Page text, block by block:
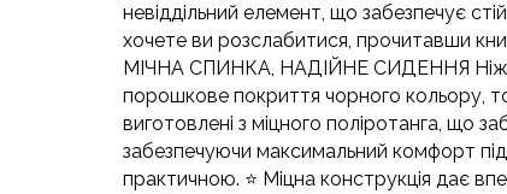
невіддільний елемент, що забезпечує
хочете ви розслабитися, прочитавши
МІЧНА СПИНКА, НАДІЙНЕ СИДЕННЯ Ніжки
порошкове покриття чорного кольору,
виготовлені з міцного поліротанга, що
забезпечуючи максимальний комфорт
практичною. ⭐️ Міцна конструкція дає